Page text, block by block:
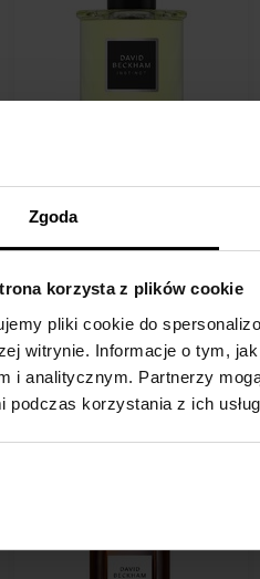
Zgoda
korzysta z plików cookie
pliki cookie do
witrynie. Informacje o tym,
i analitycznym. Partnerzy
podczas korzystania z ich
David Beckham Instinct Eau
de Parfum Woda
perfumowana
75ml - Woda perfumowana -
nadamy do
11.08.
Szczegół
67,00 zł